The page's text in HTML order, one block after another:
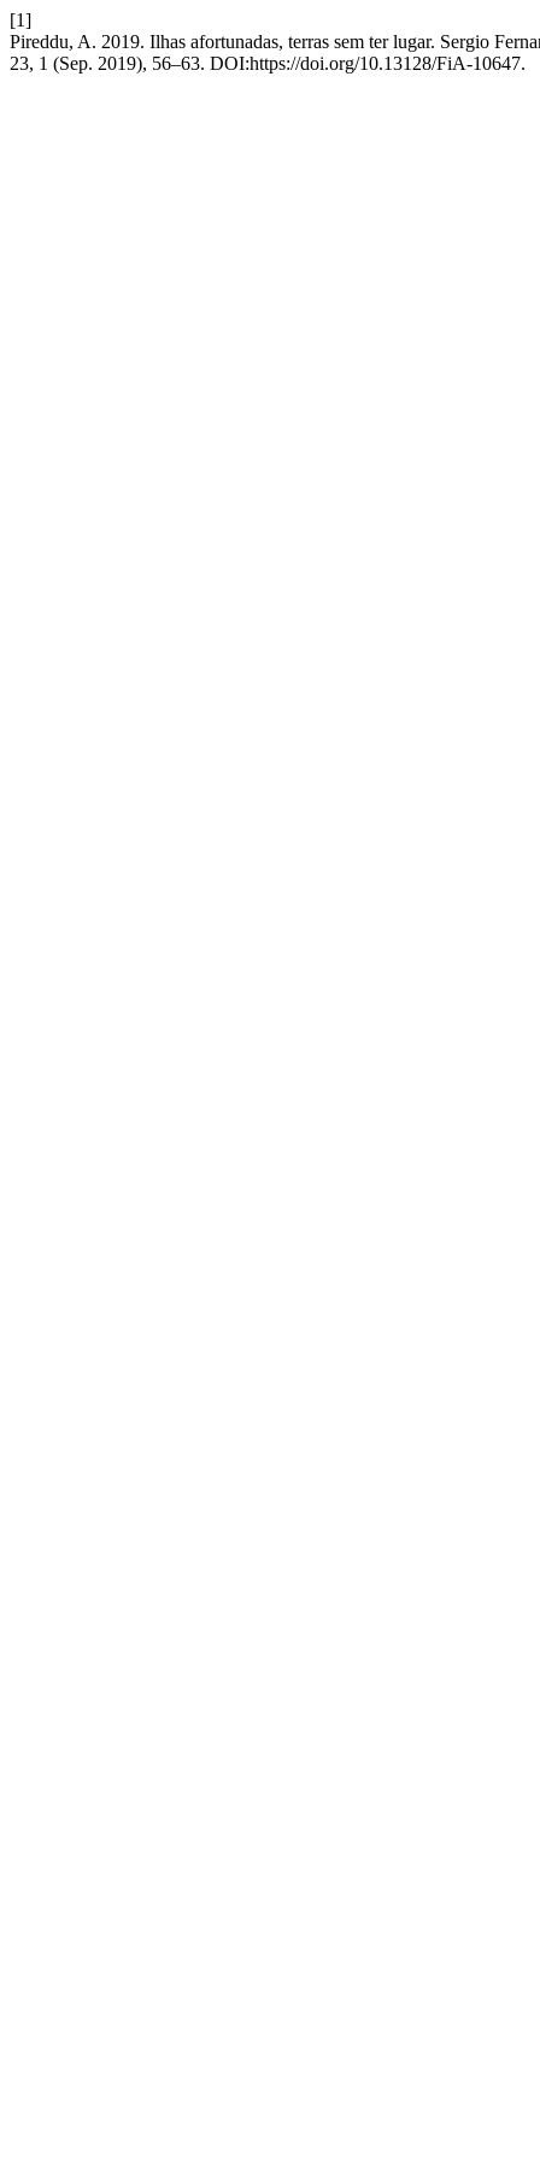
[1]
Pireddu, A. 2019. Ilhas afortunadas, terras sem ter lugar. Sergio
23, 1 (Sep. 2019), 56–63. DOI:https://doi.org/10.13128/FiA-10647.